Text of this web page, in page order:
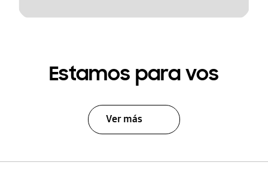
Estamos para vos
Ver más